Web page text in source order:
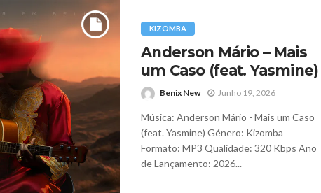
KIZOMBA
Anderson Mário – Mais
um Caso (feat. Yasmine)
Benix New Junho 19, 2026
Música: Anderson Mário - Mais um Caso
(feat. Yasmine) Género: Kizomba
Formato: MP3 Qualidade: 320 Kbps Ano
de Lançamento: 2026...